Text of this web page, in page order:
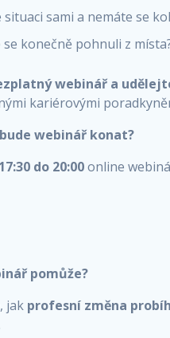
situaci sami a nemáte se
se konečně pohnuli z
webinář a
kariérovými
webinář konat?
do 20:00online
pomůže?
jak profesní změna